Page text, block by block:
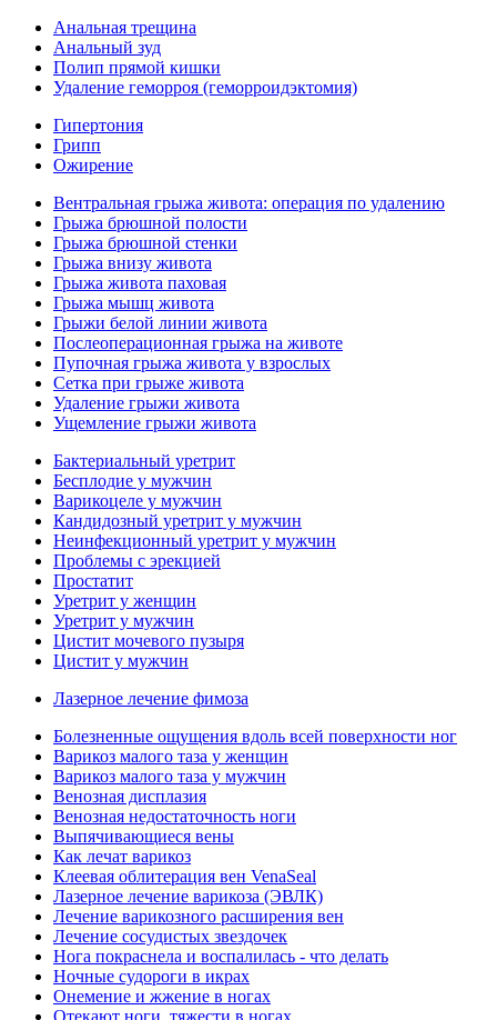
Анальная трещина
Анальный зуд
Полип прямой кишки
Удаление геморроя (геморроидэктомия)
Гипертония
Грипп
Ожирение
Вентральная грыжа живота: операция по удалению
Грыжа брюшной полости
Грыжа брюшной стенки
Грыжа внизу живота
Грыжа живота паховая
Грыжа мышц живота
Грыжи белой линии живота
Послеоперационная грыжа на животе
Пупочная грыжа живота у взрослых
Сетка при грыже живота
Удаление грыжи живота
Ущемление грыжи живота
Бактериальный уретрит
Бесплодие у мужчин
Варикоцеле у мужчин
Кандидозный уретрит у мужчин
Неинфекционный уретрит у мужчин
Проблемы с эрекцией
Простатит
Уретрит у женщин
Уретрит у мужчин
Цистит мочевого пузыря
Цистит у мужчин
Лазерное лечение фимоза
Болезненные ощущения вдоль всей поверхности ног
Варикоз малого таза у женщин
Варикоз малого таза у мужчин
Венозная дисплазия
Венозная недостаточность ноги
Выпячивающиеся вены
Как лечат варикоз
Клеевая облитерация вен VenaSeal
Лазерное лечение варикоза (ЭВЛК)
Лечение варикозного расширения вен
Лечение сосудистых звездочек
Нога покраснела и воспалилась - что делать
Ночные судороги в икрах
Онемение и жжение в ногах
Отекают ноги, тяжести в ногах